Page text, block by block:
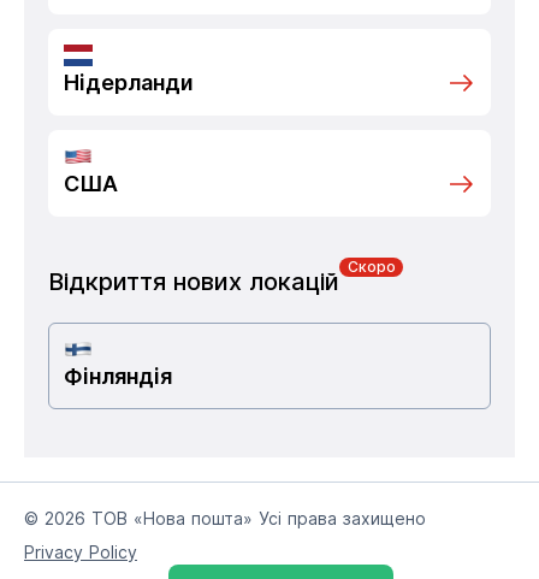
Нідерланди
США
Відкриття нових локацій
Скоро
Фінляндія
© 2026 ТОВ «Нова пошта» Усі права захищено
Privacy Policy